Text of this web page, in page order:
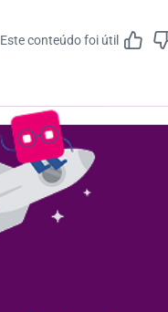
Este conteúdo foi útil